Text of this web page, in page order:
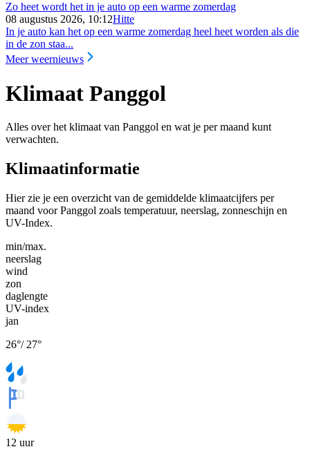
Zo heet wordt het in je auto op een warme zomerdag
08 augustus 2026, 10:12Hitte
In je auto kan het op een warme zomerdag heel heet worden als die
in de zon staa...
Meer weernieuws
Klimaat Panggol
Alles over het klimaat van Panggol en wat je per maand kunt
verwachten.
Klimaatinformatie
Hier zie je een overzicht van de gemiddelde klimaatcijfers per
maand voor Panggol zoals temperatuur, neerslag, zonneschijn en
UV-Index.
min/max.
neerslag
wind
zon
daglengte
UV-index
jan
26°/ 27°
12 uur